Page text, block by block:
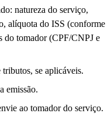
natureza do serviço,
alíquota do ISS (conforme
do tomador (CPF/CNPJ e
se aplicáveis.
emissão.
ao tomador do serviço.